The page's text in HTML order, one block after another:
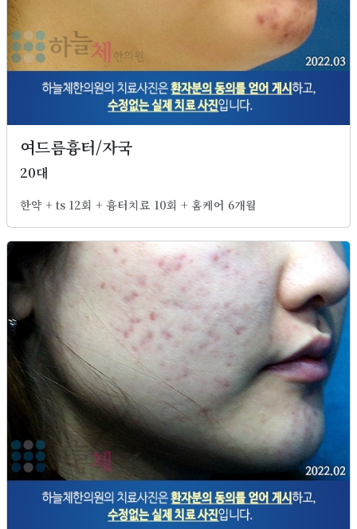
여드름흉터/자국
20대
한약 + ts 12회 + 흉터치료 10회 + 홈케어 6개월